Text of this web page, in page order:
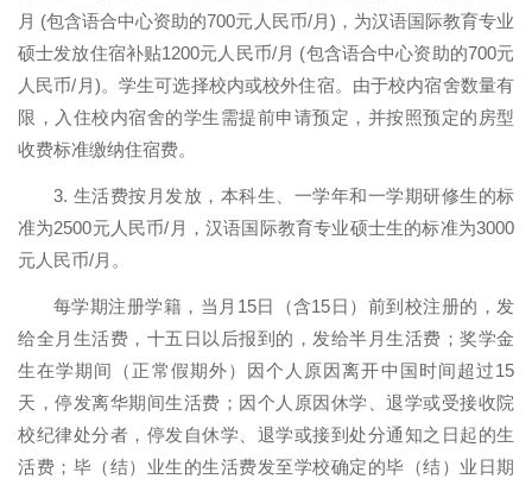
月 (包含语合中心资助的700元人民币/月) ，为汉语国际教育专业
硕士发放住宿补贴1200元人民币/月 (包含语合中心资助的700元
人民币/ 月)。学生可选择校内或校外住宿。由于校内宿舍数量有
限，入住校内宿舍的学生需提前申请预定，并按照预定的房型
收费标准缴纳住宿费。
3. 生活费按月发放，本科生、一学年和一学期研修生的标
准为2500元人民币/ 月，汉语国际教育专业硕士生的标准为3000
元人民币/月。
每学期注册学籍，当月 15日（含15日）前到校注册的，发
给全月生活费，十五日以后报到的，发给半月生活费；奖学金
生在学期间（正常假期外）因个人原因离开中国时间超过15
天，停发离华期间生活费；因个人原因休学、退学或受接收院
校纪律处分者，停发自休学、退学或接到处分通知之日起的生
活费；毕（结）业生的生活费发至学校确定的毕（结）业日期